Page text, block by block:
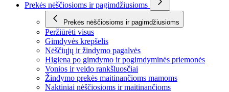
Prekės nėščiosioms ir pagimdžiusioms
Prekės nėščiosioms ir pagimdžiusioms
Peržiūrėti visus
Gimdyvės krepšelis
Nėščiųjų ir žindymo pagalvės
Higiena po gimdymo ir pogimdyminės priemonės
Vonios ir veido rankšluosčiai
Žindymo prekės maitinančioms mamoms
Naktiniai nėščiosioms ir maitinančioms